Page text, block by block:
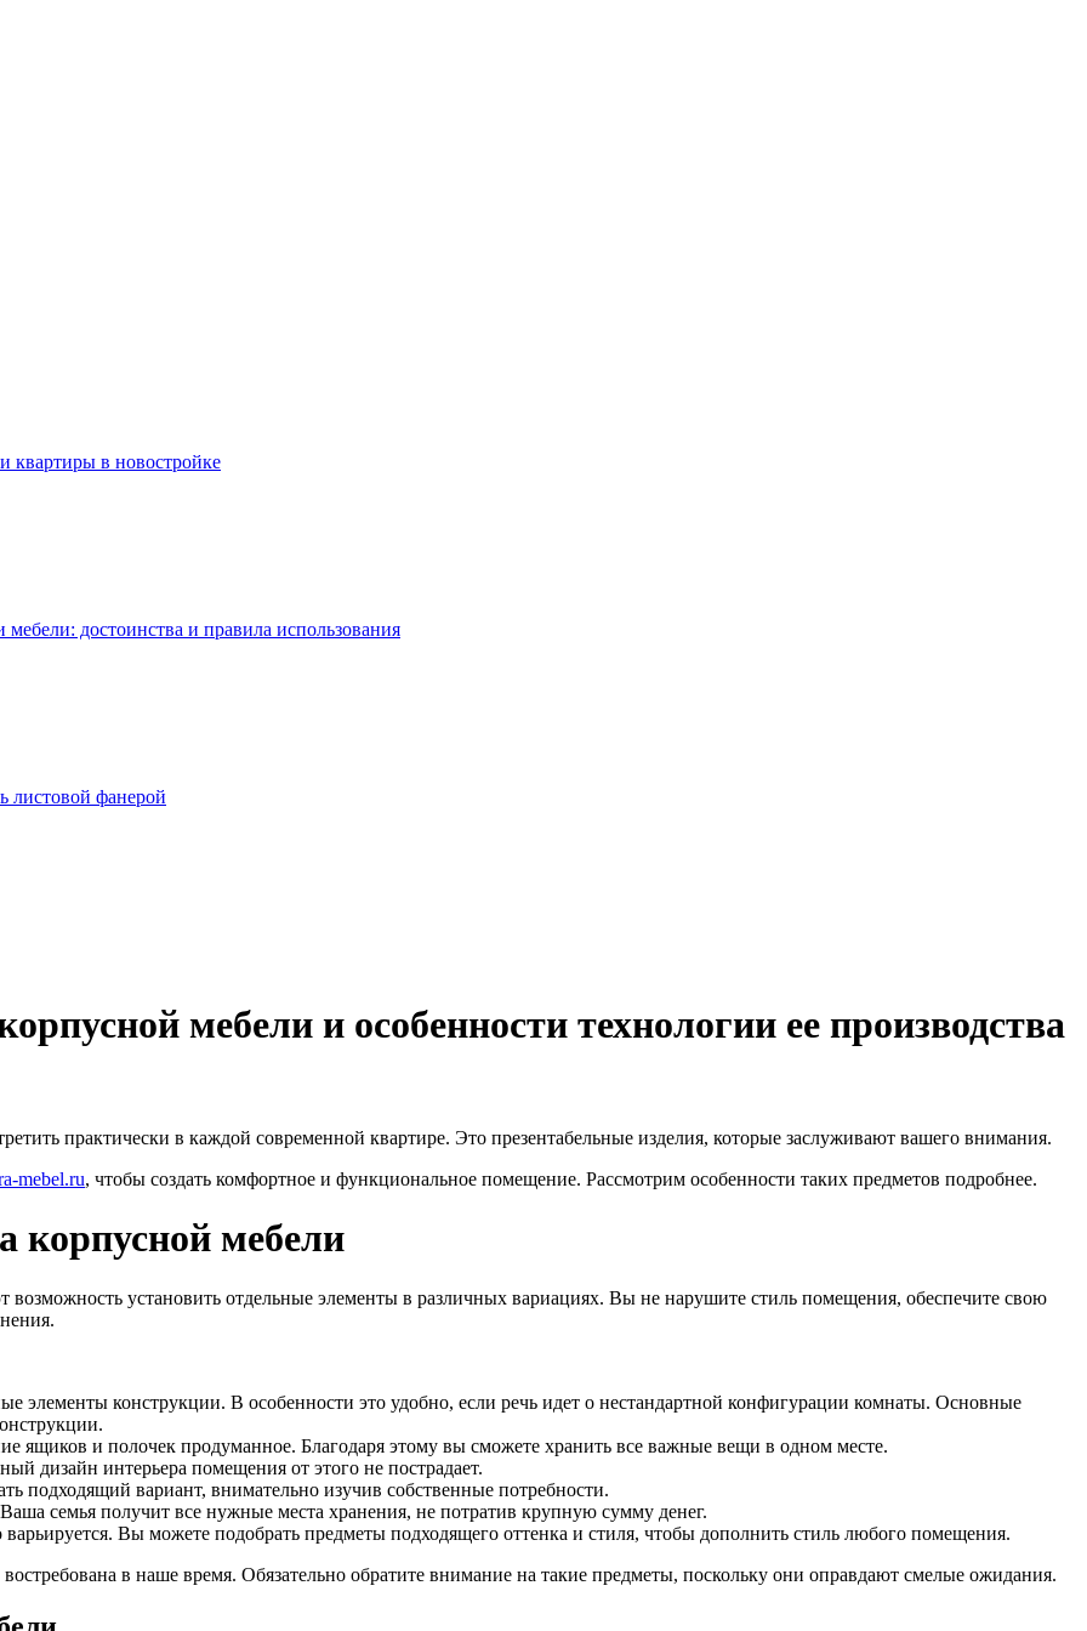
квартиры в новостройке
достоинства и правила использования
листовой фанерой
мебели и особенности технологии ее производства
практически в каждой современной квартире. Это презентабельные изделия, которые заслуживают вашего внимания.
mebel.ru, чтобы создать комфортное и функциональное помещение. Рассмотрим особенности таких предметов подробнее.
корпусной мебели
установить отдельные элементы в различных вариациях. Вы не нарушите стиль помещения, обеспечите свою
элементы конструкции. В особенности это удобно, если речь идет о нестандартной конфигурации комнаты. Основные
ящиков и полочек продуманное. Благодаря этому вы сможете хранить все важные вещи в одном месте.
дизайн интерьера помещения от этого не пострадает.
подходящий вариант, внимательно изучив собственные потребности.
семья получит все нужные места хранения, не потратив крупную сумму денег.
Вы можете подобрать предметы подходящего оттенка и стиля, чтобы дополнить стиль любого помещения.
в наше время. Обязательно обратите внимание на такие предметы, поскольку они оправдают смелые ожидания.